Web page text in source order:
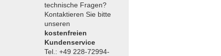
technische Fragen?
Kontaktieren Sie bitte
unseren
kostenfreien
Kundenservice
Tel.: +49 228-72994-